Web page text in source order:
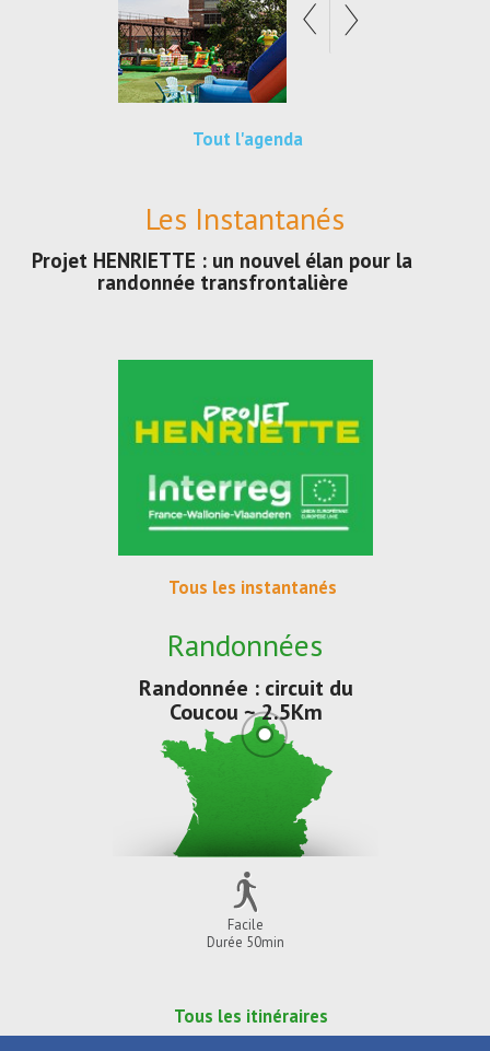
Tout l'agenda
Les Instantanés
Projet HENRIETTE : un nouvel élan pour la
randonnée transfrontalière
Tous les instantanés
Randonnées
Randonnée : circuit du
Coucou ~ 2.5Km
Facile
Durée 50min
Tous les itinéraires